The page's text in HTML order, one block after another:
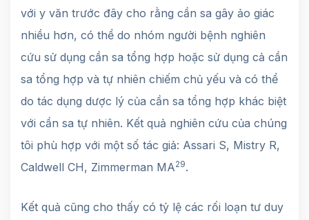
với y văn trước đây cho rằng cần sa gây ảo giác
nhiều hơn, có thể do nhóm người bệnh nghiên
cứu sử dụng cần sa tổng hợp hoặc sử dụng cả cần
sa tổng hợp và tự nhiên chiếm chủ yếu và có thể
do tác dụng dược lý của cần sa tổng hợp khác biệt
với cần sa tự nhiên. Kết quả nghiên cứu của chúng
tôi phù hợp với một số tác giả: Assari S, Mistry R,
Caldwell CH, Zimmerman MA29.
Kết quả cũng cho thấy có tỷ lệ các rối loạn tư duy